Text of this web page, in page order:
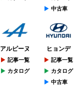
中古車
アルピーヌ
記事一覧
カタログ
ヒョンデ
記事一覧
カタログ
中古車